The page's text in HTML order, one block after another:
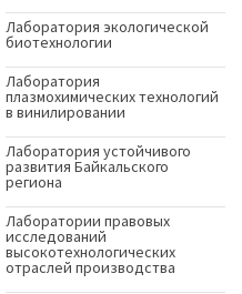
Лаборатория экологической
биотехнологии
Лаборатория
плазмохимических технологий
в винилировании
Лаборатория устойчивого
развития Байкальского
региона
Лаборатории правовых
исследований
высокотехнологических
отраслей производства